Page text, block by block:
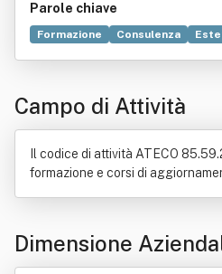
Parole chiave
Formazione Consulenza
Lavoratori
Servizio Cultura
Disoccupazione
Mondo
Regioni d'Italia
Campo di Attività
Il codice di attività ATECO
formazione e corsi di
Dimensione